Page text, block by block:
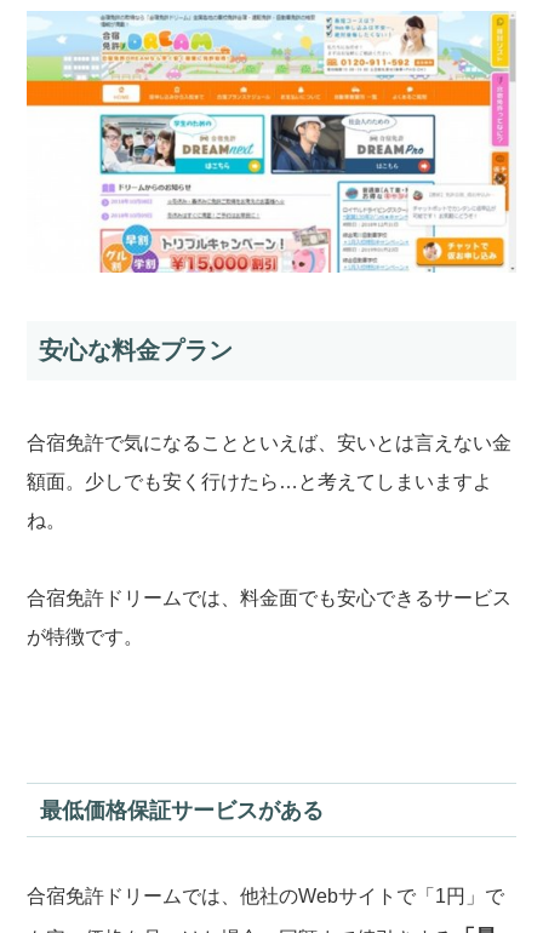
安心な料金プラン
合宿免許で気になることといえば、安いとは言えない金
額面。少しでも安く行けたら…と考えてしまいますよ
ね。
合宿免許ドリームでは、料金面でも安心できるサービス
が特徴です。
最低価格保証サービスがある
合宿免許ドリームでは、他社のWebサイトで「1円」で